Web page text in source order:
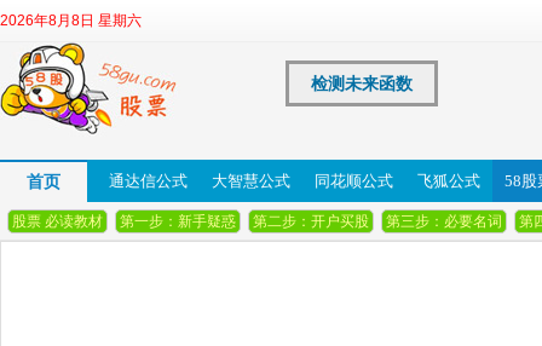
2026年8月8日 星期六
检测未来函数
首页 通达信公式 大智慧公式 同花顺公式 飞狐公式 58股
股票 必读教材 第一步：新手疑惑 第二步：开户买股 第三步：必要名词 第